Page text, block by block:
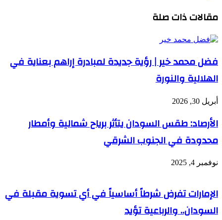
مقالات ذات صلة
فضل محمد خير | رؤية جديدة لمبادرة إراهم بعناية في
الهلالية والنورة
أبريل 30, 2026
الأرصاد: طقس السودان يتأثر برياح شمالية وأمطار
محدودة في الجنوب الشرقي
نوفمبر 4, 2025
الإمارات تفرض شرطاً أساسياً في أي تسوية مقبلة في
السودان.. والرباعية تؤيد